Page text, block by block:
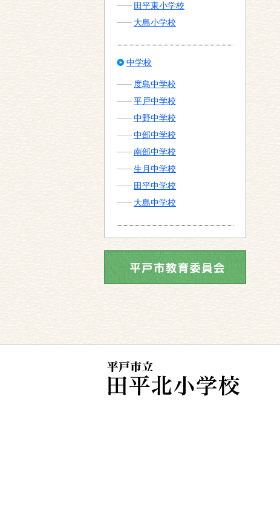
田平東小学校
大島小学校
中学校
度島中学校
平戸中学校
中野中学校
中部中学校
南部中学校
生月中学校
田平中学校
大島中学校